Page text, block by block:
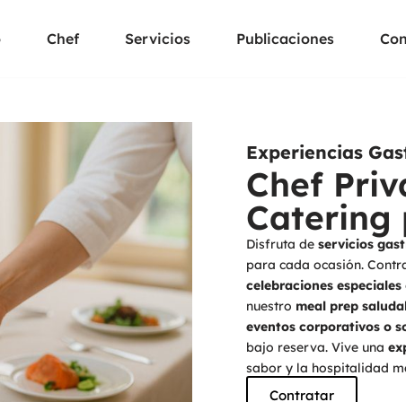
Chef Servicios Publicaciones
Experiencias
Chef
Catering
Disfruta de servicios
para cada ocasión.
celebraciones especiales
nuestro meal prep
eventos corporativos o
bajo reserva. Vive una
sabor y la hospitalidad
Contratar